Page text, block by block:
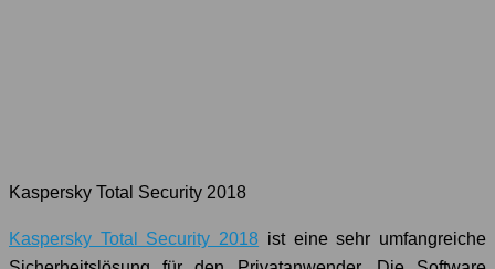
Kaspersky Total Security 2018
Kaspersky Total Security 2018 ist eine sehr umfangreiche